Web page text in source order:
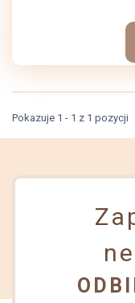
Pokazuje 1 - 1 z 1 pozycji